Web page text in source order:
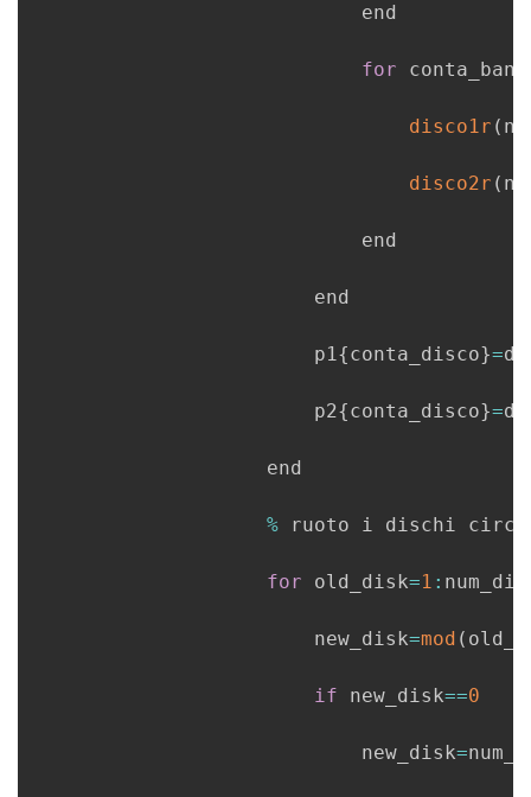
                            end
for
disco1r (
disco2r (
                            end
                        end
                        p1
{conta_disco}=
                        p2
{conta_disco}=
                    end
% ruoto i dischi
for old_disk=1 :
                        new_disk
=mod (
if new_disk==0
                            new_disk
=